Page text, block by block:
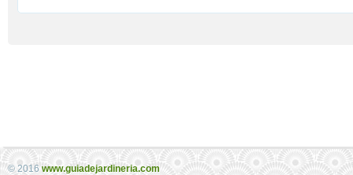
© 2016 www.guiadejardineria.com